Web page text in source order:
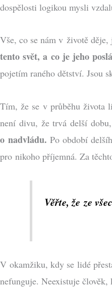
dospělosti logikou mysli
Vše, co se nám v životě
tento svět, a co je jeho
pojetím raného dětství. Jsou
Tím, že se v průběhu života
není divu, že trvá delší
o nadvládu. Po období
pro nikoho příjemná. Za
Věřte, že ze
V okamžiku, kdy se lidé
nefunguje. Neexistuje